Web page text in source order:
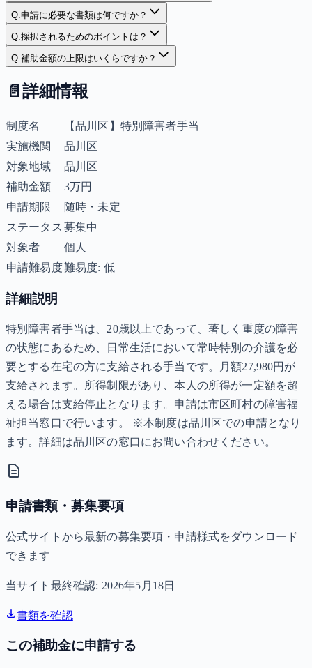
Q.申請に必要な書類は何ですか？
Q.採択されるためのポイントは？
Q.補助金額の上限はいくらですか？
📄 詳細情報
制度名
【品川区】特別障害者手当
実施機関
品川区
対象地域
品川区
補助金額
3万円
申請期限
随時・未定
ステータス 募集中
対象者
個人
申請難易度難易度: 低
詳細説明
特別障害者手当は、20歳以上であって、著しく重度の障害
の状態にあるため、日常生活において常時特別の介護を必
要とする在宅の方に支給される手当です。月額27,980円が
支給されます。所得制限があり、本人の所得が一定額を超
える場合は支給停止となります。申請は市区町村の障害福
祉担当窓口で行います。 ※本制度は品川区での申請となり
ます。詳細は品川区の窓口にお問い合わせください。
申請書類・募集要項
公式サイトから最新の募集要項・申請様式をダウンロード
できます
当サイト最終確認: 2026年5月18日
書類を確認
この補助金に申請する